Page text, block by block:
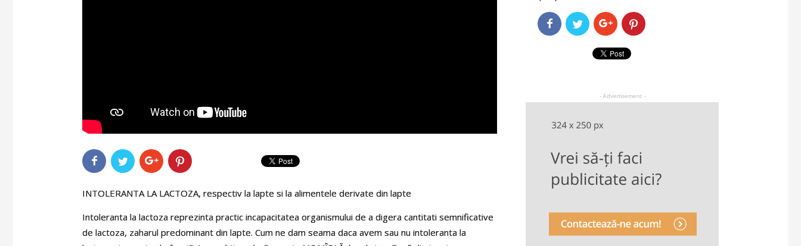
INTOLERANTA LA LACTOZA, respectiv la lapte si la alimentele derivate din lapte
Intoleranta la lactoza reprezinta practic incapacitatea organismului de a digera cantitati semnificative
de lactoza, zaharul predominant din lapte. Cum ne dam seama daca avem sau nu intoleranta la
- Advertisement -